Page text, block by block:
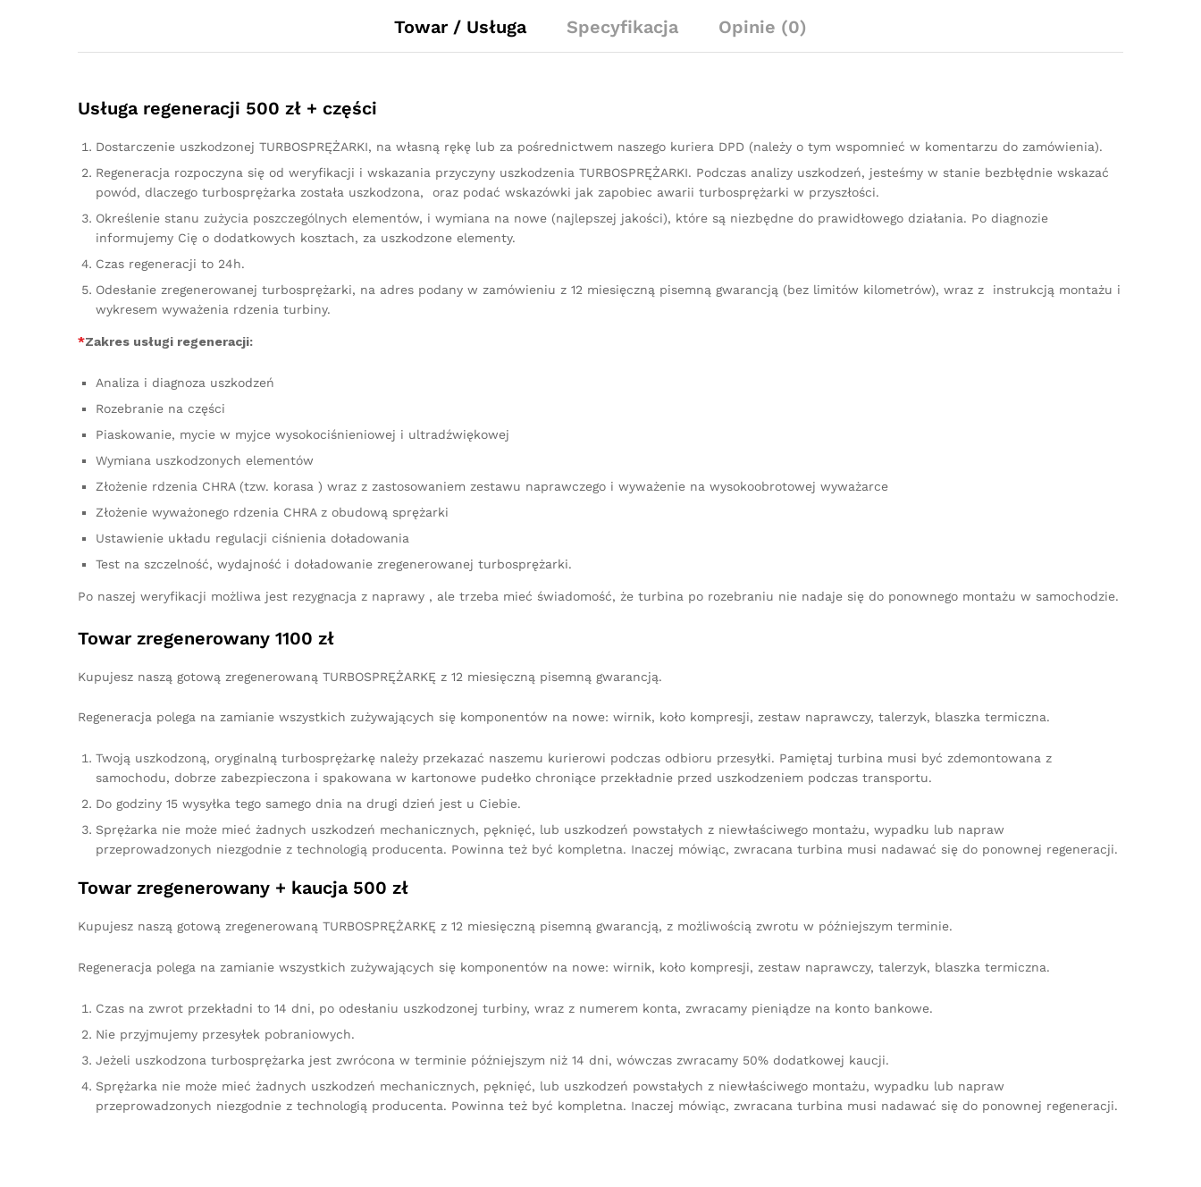
Towar / Usługa Specyfikacja Opinie (0)
Usługa regeneracji 500 zł + części
Dostarczenie uszkodzonej TURBOSPRĘŻARKI, na własną rękę lub za pośrednictwem naszego kuriera DPD (należy o tym wspomnieć w komentarzu do zamówienia).
Regeneracja rozpoczyna się od weryfikacji i wskazania przyczyny uszkodzenia TURBOSPRĘŻARKI. Podczas analizy uszkodzeń, jesteśmy w stanie bezbłędnie wskazać
powód, dlaczego turbosprężarka została uszkodzona, oraz podać wskazówki jak zapobiec awarii turbosprężarki w przyszłości.
Określenie stanu zużycia poszczególnych elementów, i wymiana na nowe (najlepszej jakości), które są niezbędne do prawidłowego działania. Po diagnozie
informujemy Cię o dodatkowych kosztach, za uszkodzone elementy.
Czas regeneracji to 24h.
Odesłanie zregenerowanej turbosprężarki, na adres podany w zamówieniu z 12 miesięczną pisemną gwarancją (bez limitów kilometrów), wraz z instrukcją montażu i
wykresem wyważenia rdzenia turbiny.
*Zakres usługi regeneracji:
Analiza i diagnoza uszkodzeń
Rozebranie na części
Piaskowanie, mycie w myjce wysokociśnieniowej i ultradźwiękowej
Wymiana uszkodzonych elementów
Złożenie rdzenia CHRA (tzw. korasa ) wraz z zastosowaniem zestawu naprawczego i wyważenie na wysokoobrotowej wyważarce
Złożenie wyważonego rdzenia CHRA z obudową sprężarki
Ustawienie układu regulacji ciśnienia doładowania
Test na szczelność, wydajność i doładowanie zregenerowanej turbosprężarki.
Po naszej weryfikacji możliwa jest rezygnacja z naprawy , ale trzeba mieć świadomość, że turbina po rozebraniu nie nadaje się do ponownego montażu w samochodzie.
Towar zregenerowany 1100 zł
Kupujesz naszą gotową zregenerowaną TURBOSPRĘŻARKĘ z 12 miesięczną pisemną gwarancją.
Regeneracja polega na zamianie wszystkich zużywających się komponentów na nowe: wirnik, koło kompresji, zestaw naprawczy, talerzyk, blaszka termiczna.
Twoją uszkodzoną, oryginalną turbosprężarkę należy przekazać naszemu kurierowi podczas odbioru przesyłki. Pamiętaj turbina musi być zdemontowana z
samochodu, dobrze zabezpieczona i spakowana w kartonowe pudełko chroniące przekładnie przed uszkodzeniem podczas transportu.
Do godziny 15 wysyłka tego samego dnia na drugi dzień jest u Ciebie.
Sprężarka nie może mieć żadnych uszkodzeń mechanicznych, pęknięć, lub uszkodzeń powstałych z niewłaściwego montażu, wypadku lub napraw
przeprowadzonych niezgodnie z technologią producenta. Powinna też być kompletna. Inaczej mówiąc, zwracana turbina musi nadawać się do ponownej regeneracji.
Towar zregenerowany + kaucja 500 zł
Kupujesz naszą gotową zregenerowaną TURBOSPRĘŻARKĘ z 12 miesięczną pisemną gwarancją, z możliwością zwrotu w późniejszym terminie.
Regeneracja polega na zamianie wszystkich zużywających się komponentów na nowe: wirnik, koło kompresji, zestaw naprawczy, talerzyk, blaszka termiczna.
Czas na zwrot przekładni to 14 dni, po odesłaniu uszkodzonej turbiny, wraz z numerem konta, zwracamy pieniądze na konto bankowe.
Nie przyjmujemy przesyłek pobraniowych.
Jeżeli uszkodzona turbosprężarka jest zwrócona w terminie późniejszym niż 14 dni, wówczas zwracamy 50% dodatkowej kaucji.
Sprężarka nie może mieć żadnych uszkodzeń mechanicznych, pęknięć, lub uszkodzeń powstałych z niewłaściwego montażu, wypadku lub napraw
przeprowadzonych niezgodnie z technologią producenta. Powinna też być kompletna. Inaczej mówiąc, zwracana turbina musi nadawać się do ponownej regeneracji.